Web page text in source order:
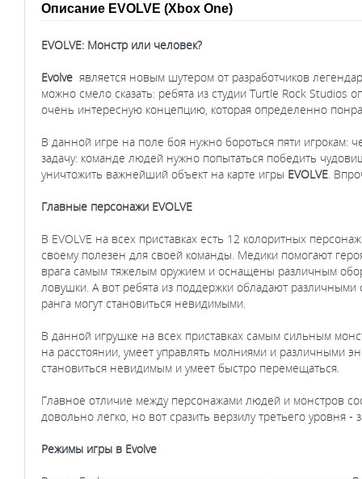
Описание EVOLVE (Xbox One)
EVOLVE: Монстр или человек?
Evolve является новым шутером от разработчиков
можно смело сказать: ребята из студии Turtle Rock Studios
очень интересную концепцию, которая определенно
В данной игре на поле боя нужно бороться пяти игрокам:
задачу: команде людей нужно попытаться победить
уничтожить важнейший объект на карте игры EVOLVE .
Главные персонажи EVOLVE
В EVOLVE на всех приставках есть 12 колоритных
своему полезен для своей команды. Медики помогают
врага самым тяжелым оружием и оснащены различным
ловушки. А вот ребята из поддержки обладают
ранга могут становиться невидимыми.
В данной игрушке на всех приставках самым сильным
на расстоянии, умеет управлять молниями и различными
становиться невидимым и умеет быстро перемещаться.
Главное отличие между персонажами людей и монстров
довольно легко, но вот сразить верзилу третьего уровня -
Режимы игры в Evolve